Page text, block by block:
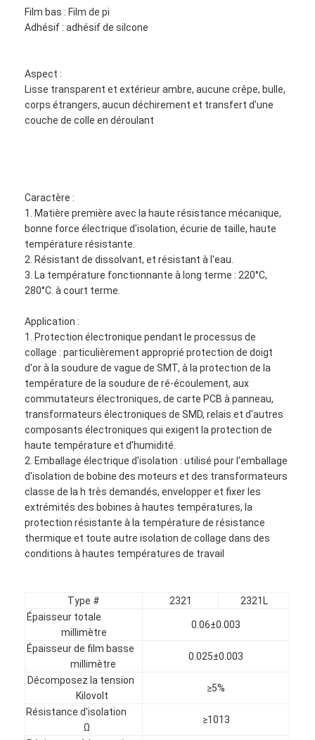
Maison
Produits
Au sujet de nous
Film bas : Film de pi
Adhésif : adhésif de silcone
Aspect :
Lisse transparent et extérieur ambre, aucune crêpe, bulle,
corps étrangers, aucun déchirement et transfert d'une
couche de colle en déroulant
Caractère :
1. Matière première avec la haute résistance mécanique,
bonne force électrique d'isolation, écurie de taille, haute
température résistante.
2. Résistant de dissolvant, et résistant à l'eau.
3. La température fonctionnante à long terme : 220°C,
280°C. à court terme.
Application :
1. Protection électronique pendant le processus de
collage : particulièrement approprié protection de doigt
d'or à la soudure de vague de SMT, à la protection de la
température de la soudure de ré-écoulement, aux
commutateurs électroniques, de carte PCB à panneau,
transformateurs électroniques de SMD, relais et d'autres
composants électroniques qui exigent la protection de
haute température et d'humidité.
2. Emballage électrique d'isolation : utilisé pour l'emballage
d'isolation de bobine des moteurs et des transformateurs
classe de la h très demandés, envelopper et fixer les
extrémités des bobines à hautes températures, la
protection résistante à la température de résistance
thermique et toute autre isolation de collage dans des
conditions à hautes températures de travail
Type # 2321
2321L
Épaisseur totale
millimètre
0.06±0.003
Épaisseur de film basse
millimètre
0.025±0.003
Décomposez la tension
Kilovolt
≥5%
Résistance d'isolation
Ω
≥1013